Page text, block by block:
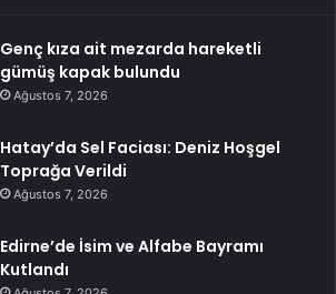
Genç kıza ait mezarda hareketli
gümüş kapak bulundu
Ağustos 7, 2026
Hatay’da Sel Faciası: Deniz Hoşgel
Toprağa Verildi
Ağustos 7, 2026
Edirne’de İsim ve Alfabe Bayramı
Kutlandı